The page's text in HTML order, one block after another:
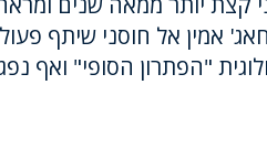
אמין אל חוסני שיתף
"הפתרון הסופי" ואף